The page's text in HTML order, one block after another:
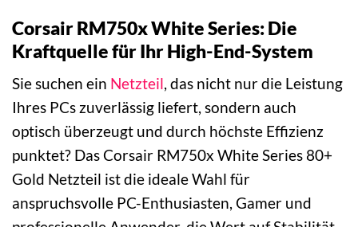
Corsair RM750x White Series: Die
Kraftquelle für Ihr High-End-System
Sie suchen ein Netzteil, das nicht nur die Leistung
Ihres PCs zuverlässig liefert, sondern auch
optisch überzeugt und durch höchste Effizienz
punktet? Das Corsair RM750x White Series 80+
Gold Netzteil ist die ideale Wahl für
anspruchsvolle PC-Enthusiasten, Gamer und